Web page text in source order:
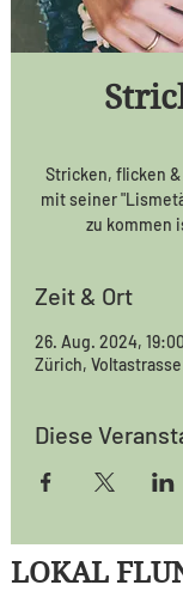
Stricken, flicken
mit seiner
zu kommen
Zeit & Ort
26. Aug. 2024,
Zürich,
Diese
LOKAL